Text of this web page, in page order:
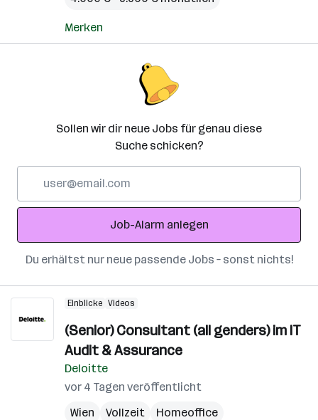
Merken
Sollen wir dir neue Jobs für genau diese
Suche schicken?
Adresse
Job-Alarm anlegen
Du erhältst nur neue passende Jobs – sonst nichts!
Einblicke Videos
(Senior) Consultant (all genders) im IT
Audit & Assurance
Deloitte
vor 4 Tagen veröffentlicht
Wien
Vollzeit
Homeoffice